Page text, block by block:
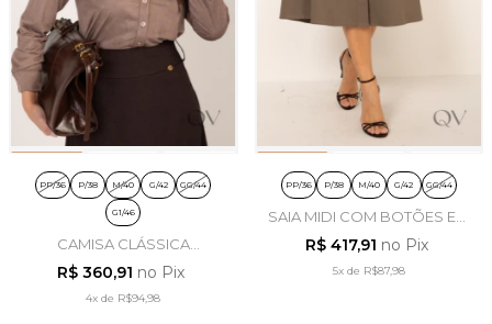
PP/36 P/38 M/40 G/42 GG/44
G1/46
CAMISA CLÁSSICA
BORDADA EM MALHA
SUEDE MARROM - LEKAZIS
R$ 360,91 no Pix
4x de R$94,98
PP/36 P/38 M/40 G/42 GG/44
SAIA MIDI COM BOTÕES EM
SARJA VERDE - LEKAZIS
R$ 417,91 no Pix
5xde R$87,98